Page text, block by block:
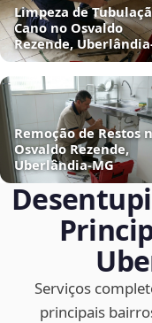
Limpeza de
Cano no Osvaldo
Rezende,
Remoção de Restos
Osvaldo Rezende,
Uberlândia‑MG
Serviços
principais